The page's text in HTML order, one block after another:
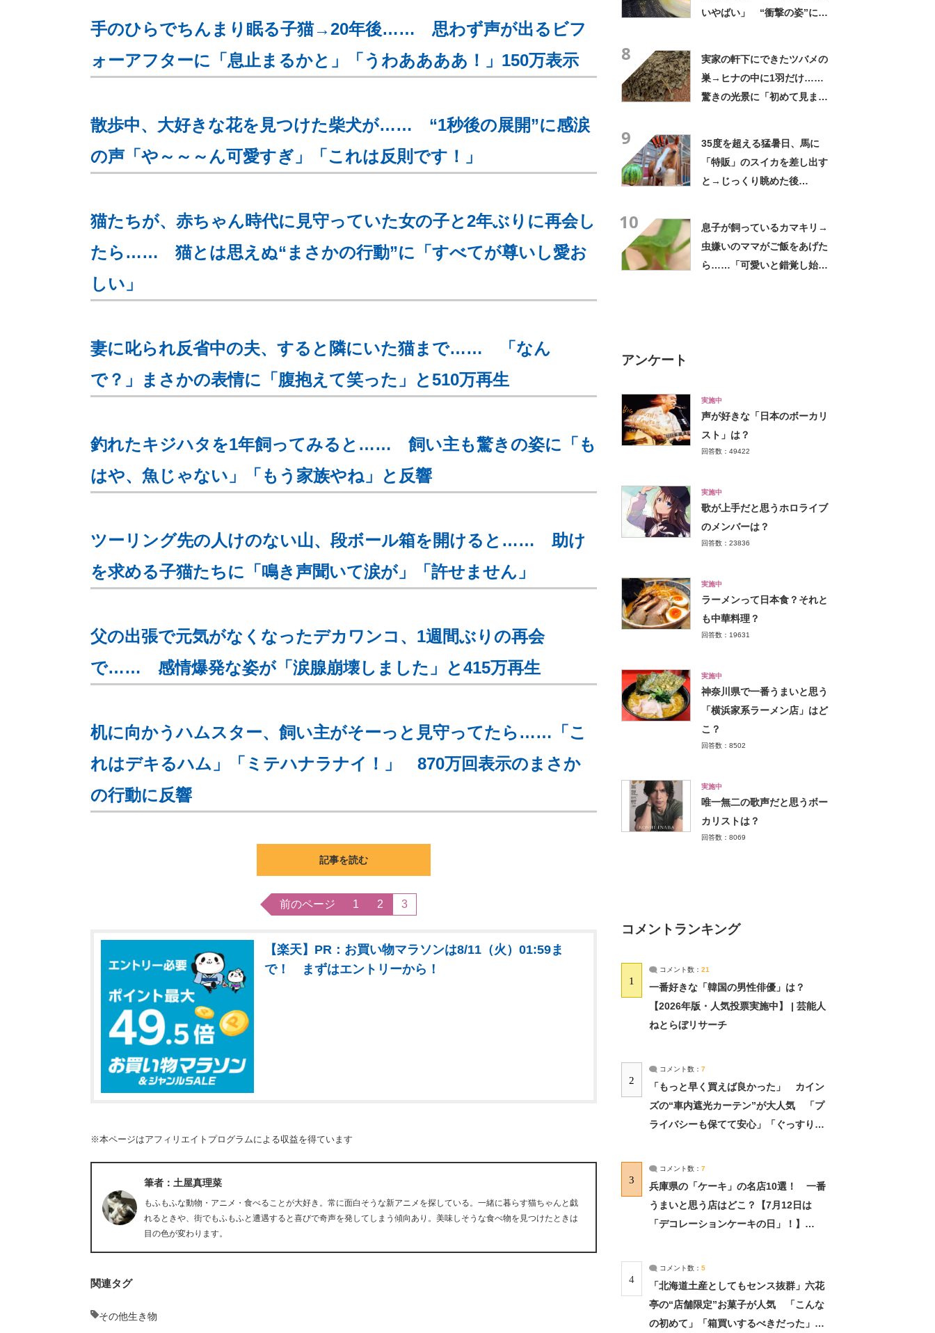
手のひらでちんまり眠る子猫→20年後…… 思わず声が出るビフ
ォーアフターに「息止まるかと」「うわああああ！」150万表示
散歩中、大好きな花を見つけた柴犬が…… “1秒後の展開”に感涙
の声「や～～～ん可愛すぎ」「これは反則です！」
猫たちが、赤ちゃん時代に見守っていた女の子と2年ぶりに再会し
たら…… 猫とは思えぬ“まさかの行動”に「すべてが尊いし愛お
しい」
妻に叱られ反省中の夫、すると隣にいた猫まで…… 「なん
で？」まさかの表情に「腹抱えて笑った」と510万再生
釣れたキジハタを1年飼ってみると…… 飼い主も驚きの姿に「も
はや、魚じゃない」「もう家族やね」と反響
ツーリング先の人けのない山、段ボール箱を開けると…… 助け
を求める子猫たちに「鳴き声聞いて涙が」「許せません」
父の出張で元気がなくなったデカワンコ、1週間ぶりの再会
で…… 感情爆発な姿が「涙腺崩壊しました」と415万再生
机に向かうハムスター、飼い主がそーっと見守ってたら……「こ
れはデキるハム」「ミテハナラナイ！」 870万回表示のまさか
の行動に反響
記事を読む
前のページ 1 2 3
【楽天】PR：お買い物マラソンは8/11（火）01:59ま
で！ まずはエントリーから！
※本ページはアフィリエイトプログラムによる収益を得ています
筆者：土屋真理菜
もふもふな動物・アニメ・食べることが大好き。常に面白そうな新アニメを探している。一緒に暮らす猫ちゃんと戯
れるときや、街でもふもふと遭遇すると喜びで奇声を発してしまう傾向あり。美味しそうな食べ物を見つけたときは
目の色が変わります。
関連タグ
その他生き物
いやばい」 “衝撃の姿”に
8
実家の軒下にできたツバメの
巣→ヒナの中に1羽だけ……
驚きの光景に「初めて見まし
9
35度を超える猛暑日、馬に
「特販」のスイカを差し出す
と→じっくり眺めた後
10
息子が飼っているカマキリ→
虫嫌いのママがご飯をあげた
ら……「可愛いと錯覚し始め
アンケート
実施中
声が好きな「日本のボーカリ
スト」は？
回答数：49422
実施中
歌が上手だと思うホロライブ
のメンバーは？
回答数：23836
実施中
ラーメンって日本食？それと
も中華料理？
回答数：19631
実施中
神奈川県で一番うまいと思う
「横浜家系ラーメン店」はど
こ？
回答数：8502
実施中
唯一無二の歌声だと思うボー
カリストは？
回答数：8069
コメントランキング
1
コメント数： 21
一番好きな「韓国の男性俳優」は？
【2026年版・人気投票実施中】 | 芸能人
ねとらぼリサーチ
2
コメント数： 7
「もっと早く買えば良かった」 カイン
ズの“車内遮光カーテン”が大人気 「プ
ライバシーも保てて安心」「ぐっすり眠
3
コメント数： 7
兵庫県の「ケーキ」の名店10選！ 一番
うまいと思う店はどこ？【7月12日は
「デコレーションケーキの日」！】
4
コメント数： 5
「北海道土産としてもセンス抜群」六花
亭の“店舗限定”お菓子が人気 「こんな
の初めて」「箱買いするべきだった」